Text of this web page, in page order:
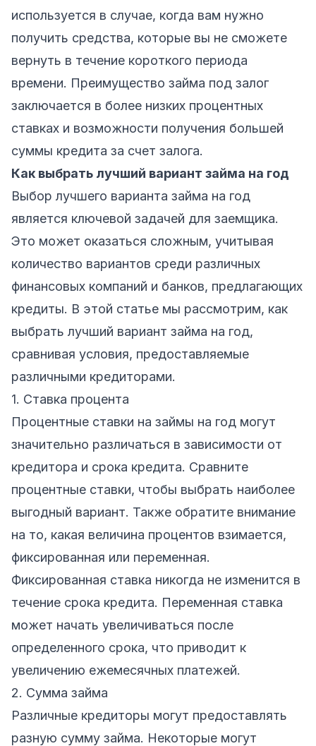
используется в случае, когда вам нужно
получить средства, которые вы не сможете
вернуть в течение короткого периода
времени. Преимущество займа под залог
заключается в более низких процентных
ставках и возможности получения большей
суммы кредита за счет залога.
Как выбрать лучший вариант займа на год
Выбор лучшего варианта займа на год
является ключевой задачей для заемщика.
Это может оказаться сложным, учитывая
количество вариантов среди различных
финансовых компаний и банков, предлагающих
кредиты. В этой статье мы рассмотрим, как
выбрать лучший вариант займа на год,
сравнивая условия, предоставляемые
различными кредиторами.
1. Ставка процента
Процентные ставки на займы на год могут
значительно различаться в зависимости от
кредитора и срока кредита. Сравните
процентные ставки, чтобы выбрать наиболее
выгодный вариант. Также обратите внимание
на то, какая величина процентов взимается,
фиксированная или переменная.
Фиксированная ставка никогда не изменится в
течение срока кредита. Переменная ставка
может начать увеличиваться после
определенного срока, что приводит к
увеличению ежемесячных платежей.
2. Сумма займа
Различные кредиторы могут предоставлять
разную сумму займа. Некоторые могут